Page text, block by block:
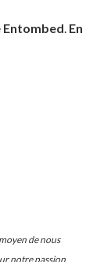
Entombed En
de nous
notre passion